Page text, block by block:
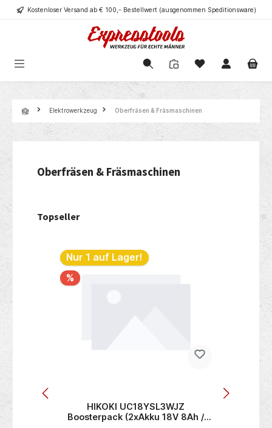
springenKostenloser Versand ab € 100,- Bestellwert (ausgenommen Speditionsware)
Elektrowerkzeug Oberfräsen & Fräsmaschinen
Oberfräsen & Fräsmaschinen
Topseller
Nur 1 auf Lager!
%
HIKOKI UC18YSL3WJZ
Boosterpack (2xAkku 18V 8Ah /